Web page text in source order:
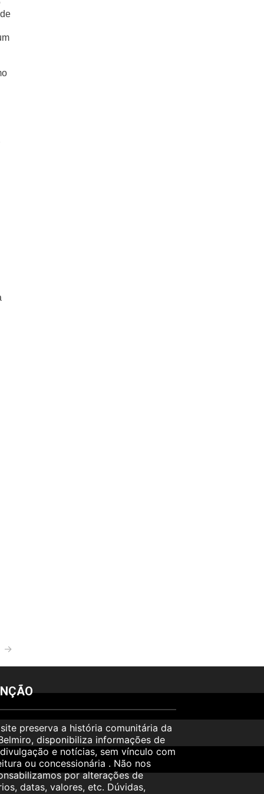
→
preserva a história comunitária da
disponibiliza informações de
e notícias, sem vínculo com
ou concessionária . Não nos
por alterações de
datas, valores, etc. Dúvidas,